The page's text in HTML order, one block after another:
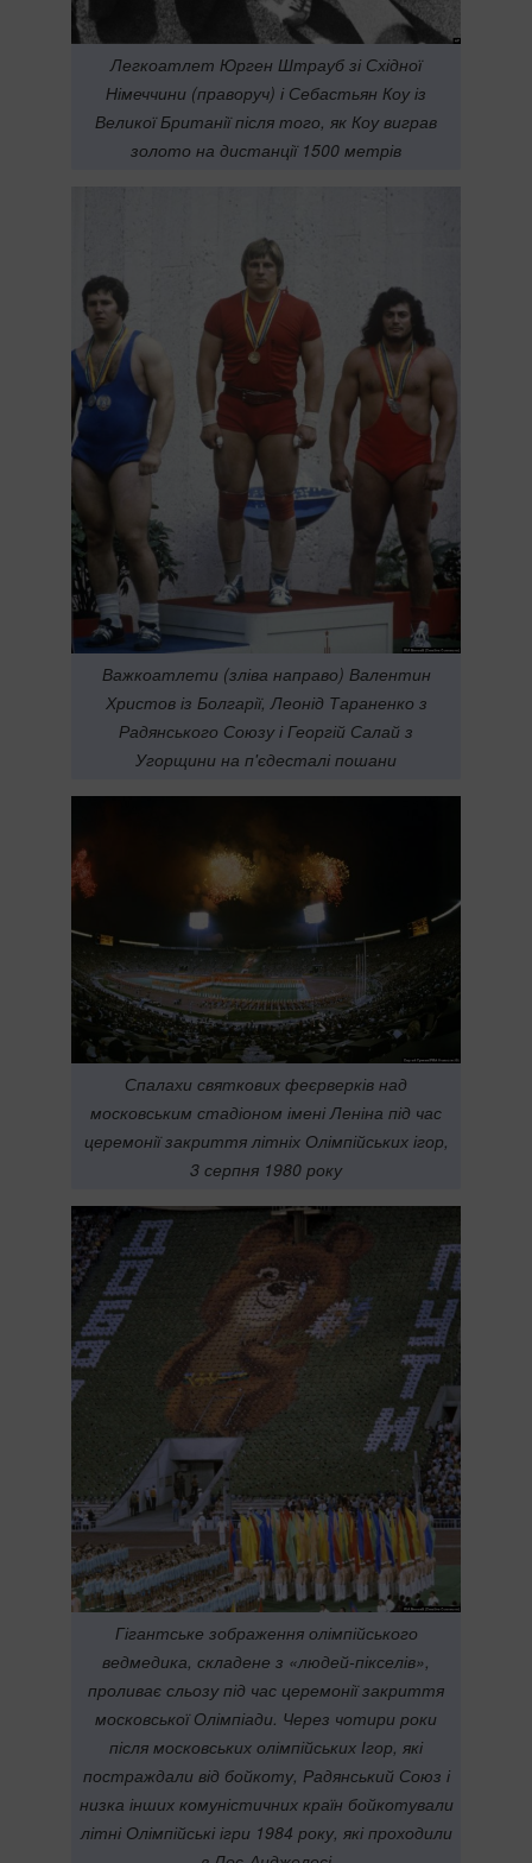
Легкоатлет Юрген Штрауб зі Східної
Німеччини (праворуч) і Себастьян Коу із
Великої Британії після того, як Коу виграв
золото на дистанції 1500 метрів
Важкоатлети (зліва направо) Валентин
Христов із Болгарії, Леонід Тараненко з
Радянського Союзу і Георгій Салай з
Угорщини на п'єдесталі пошани
Спалахи святкових феєрверків над
московським стадіоном імені Леніна під час
церемонії закриття літніх Олімпійських ігор,
3 серпня 1980 року
Гігантське зображення олімпійського
ведмедика, складене з «людей-пікселів»,
проливає сльозу під час церемонії закриття
московської Олімпіади. Через чотири роки
після московських олімпійських Ігор, які
постраждали від бойкоту, Радянський Союз і
низка інших комуністичних країн бойкотували
літні Олімпійські ігри 1984 року, які проходили